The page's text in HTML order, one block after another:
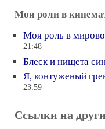
Мои роли в
Моя роль в
21:48
Блеск и нищета
Я, контуженый
23:59
Ссылки на